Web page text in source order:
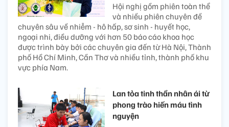
Hội nghị gồm phiên toàn thể
và nhiều phiên chuyên đề
chuyên sâu về nhiễm - hô hấp, sơ sinh - huyết học,
ngoại nhi, điều dưỡng với hơn 50 báo cáo khoa học
được trình bày bởi các chuyên gia đến từ Hà Nội, Thành
phố Hồ Chí Minh, Cần Thơ và nhiều tỉnh, thành phố khu
vực phía Nam.
Lan tỏa tinh thần nhân ái từ
phong trào hiến máu tình
nguyện